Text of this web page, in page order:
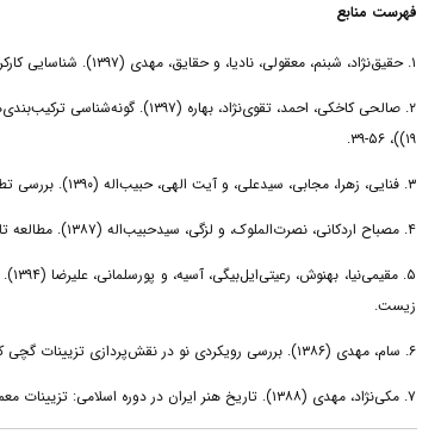
فهرست منابع
۱. حقیق‌نژاد، شبنم، معقولی، نادیا، و حقایق، مهدی (۱۳۹۷). شناسایی کارکردهای معناگرایانه تزیینات گچ‌بری چله خانه خانقاه بایزید بسطامی. نگره، ۱۳(۴۷)، ۱۲۹-۱۱۱.
۱۹))، ۵۶-۳۹.
۳. فنایی، زهرا، مجابی، سیدعلی، و آیت الهی، حبیب‌اله (۱۳۹۰). بررسی تطبیقی و تحلیلی گچ‌بری در خانه‌های قاجاری اصفهان. نقش مایه، ۴(۸)، ۵۶-۴۳.
۴. مصباح اردکانی، نصرت‌الملوک، و لزگی، سیدحبیب‌اله (۱۳۸۷). مطالعه تاثیر نقش‌مایه‌های گچ‌بری دوره ساسانی بر نقوش گچ‌بری دوره اسلامی. نقش مایه، ۱(۲)، ۵۰-۳۷.
۵.
زیست.
۶. سام، مهدی (۱۳۸۶). بررسی رویکردی نو در نقش‌پردازی تزیینات گچی کرمان(اواخر قرن سیزدهم و اوایل قرن چهاردهم ه.ق.). باغ نظر، ۴(۷)، ۲۹-۳۸.
۷. مکی‌نژاد، مهدی (۱۳۸۸). تاریخ هنر ایران در دوره اسلامی: تزیینات معماری. سمت. تهران: چاپ دوم.